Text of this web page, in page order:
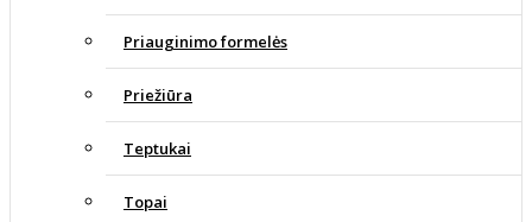
Priauginimo formelės
Priežiūra
Teptukai
Topai